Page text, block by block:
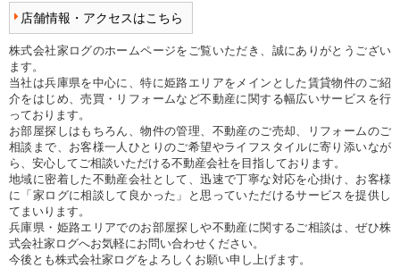
店舗情報・アクセスはこちら
株式会社家ログのホームページをご覧いただき、誠にありがとうござい
ます。
当社は兵庫県を中心に、特に姫路エリアをメインとした賃貸物件のご紹
介をはじめ、売買・リフォームなど不動産に関する幅広いサービスを行
っております。
お部屋探しはもちろん、物件の管理、不動産のご売却、リフォームのご
相談まで、お客様一人ひとりのご希望やライフスタイルに寄り添いなが
ら、安心してご相談いただける不動産会社を目指しております。
地域に密着した不動産会社として、迅速で丁寧な対応を心掛け、お客様
に「家ログに相談して良かった」と思っていただけるサービスを提供し
てまいります。
兵庫県・姫路エリアでのお部屋探しや不動産に関するご相談は、ぜひ株
式会社家ログへお気軽にお問い合わせください。
今後とも株式会社家ログをよろしくお願い申し上げます。